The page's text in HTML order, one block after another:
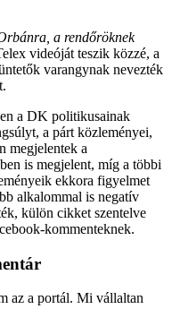
a rendőröknek
videóját teszik közzé, a
varangynak nevezték
a DK politikusainak
a párt közleményei,
megjelentek a
is megjelent, míg a többi
ekkora figyelmet
alkalommal is negatív
külön cikket szentelve
kommenteknek.
az a portál. Mi vállaltan